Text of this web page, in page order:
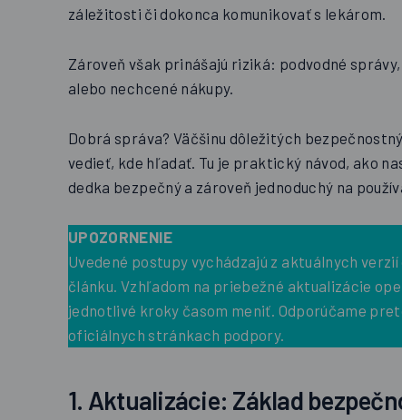
záležitosti či dokonca komunikovať s lekárom.
Zároveň však prinášajú riziká: podvodné
alebo nechcené nákupy.
Dobrá správa? Väčšinu dôležitých
vedieť, kde hľadať. Tu je praktický návod, ako
dedka bezpečný a zároveň jednoduchý na
UPOZORNENIE
Uvedené postupy vychádzajú z aktuálnych
článku. Vzhľadom na priebežné aktualizácie
jednotlivé kroky časom meniť. Odporúčame
oficiálnych stránkach podpory.
1. Aktualizácie: Základ